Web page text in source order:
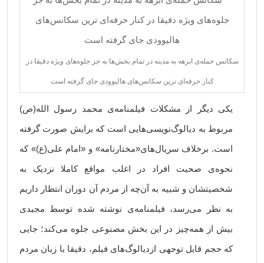
سکانس حمله‌ی ابرهه به مدینه در تمام بخش‌ها به جز جلوه‌های ویژه دقیقا در
کنار حرفه‌ای ترین سکانس‌های هالیوودی جای گرفته است
یکی دیگر از مشکلات فیلمنامه‌ی محمد رسول الله(ص)
مربوط به دیالوگ‌نویسی‌هایی است که برایش صورت گرفته
است. برخلاف سریال‌های«مختارنامه» و «امام علی(ع)» که
نحوه‌ی صحبت افراد در اغلب مواقع کاملا نزدیک به
شخصیتشان و شبیه به آن‌چه از مردم آن دوران انتظار داریم
به نظر می‌رسد، فیلمنامه‌ی نوشته شده توسط مجیدی
بیش از همه‌چیز در این بخش مصنوعی جلوه می‌کند؛ جایی
که حجم قابل توجهی ازدیالوگ‌های فیلم، دقیقا با زبان مردم